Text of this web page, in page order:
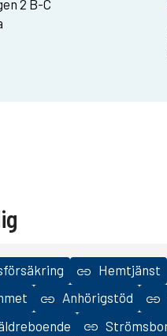
2 B-C
Hemtjänst
Anhörigstöd